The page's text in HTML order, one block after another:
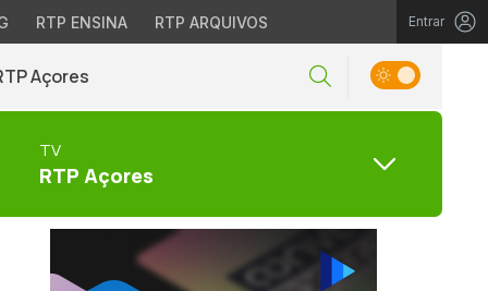
RTP ENSINA RTP ARQUIVOS Entrar
Açores
TV
RTP Açores